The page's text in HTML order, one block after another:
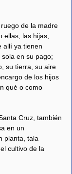
de la madre
ellas, las hijas,
allí ya tienen
en su pago;
su tierra, su aire
de los hijos
qué o como
Cruz, también
en un
planta, tala
cultivo de la